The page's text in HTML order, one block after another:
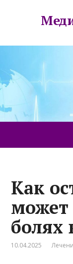
Как
болях
10.04.2025